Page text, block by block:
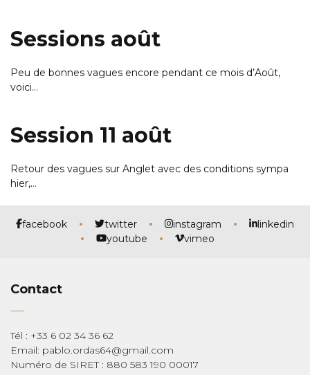
Sessions août
Peu de bonnes vagues encore pendant ce mois d’Août,
voici…
Session 11 août
Retour des vagues sur Anglet avec des conditions sympa
hier,…
facebook twitter instagram
linkedin
youtube
vimeo
Contact
Tél : +33 6 02 34 36 62
Email: pablo.ordas64@gmail.com
Numéro de SIRET : 880 583 190 00017